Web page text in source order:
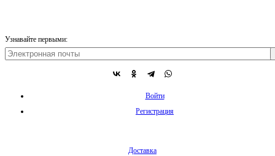
Узнавайте первыми:
Войти
Регистрация
Доставка